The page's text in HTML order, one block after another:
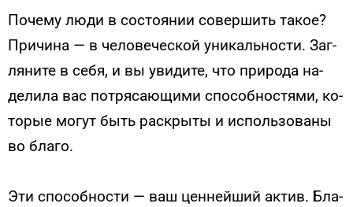
По­чему лю­ди в сос­то­янии со­вер­шить та­кое?
При­чина — в че­лове­чес­кой уни­каль­нос­ти. Заг­
ля­ните в се­бя, и вы уви­дите, что при­рода на­
дели­ла вас пот­ря­са­ющи­ми спо­соб­ностя­ми, ко­
торые мо­гут быть рас­кры­ты и ис­поль­зо­ваны
во бла­го.
Эти спо­соб­ности — ваш цен­ней­ший ак­тив. Бла­